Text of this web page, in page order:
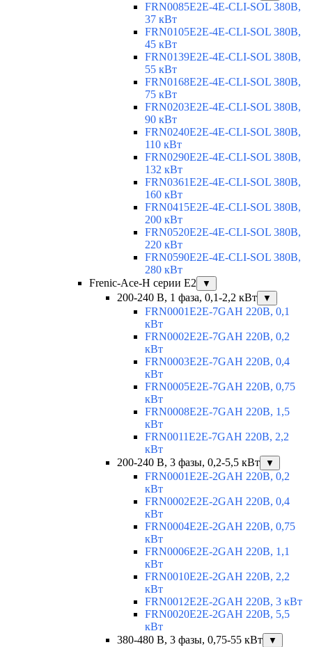
FRN0085E2E-4E-CLI-SOL 380В,
37 кВт
FRN0105E2E-4E-CLI-SOL 380В,
45 кВт
FRN0139E2E-4E-CLI-SOL 380В,
55 кВт
FRN0168E2E-4E-CLI-SOL 380В,
75 кВт
FRN0203E2E-4E-CLI-SOL 380В,
90 кВт
FRN0240E2E-4E-CLI-SOL 380В,
110 кВт
FRN0290E2E-4E-CLI-SOL 380В,
132 кВт
FRN0361E2E-4E-CLI-SOL 380В,
160 кВт
FRN0415E2E-4E-CLI-SOL 380В,
200 кВт
FRN0520E2E-4E-CLI-SOL 380В,
220 кВт
FRN0590E2E-4E-CLI-SOL 380В,
280 кВт
Frenic-Ace-H серии E2
▼
200-240 В, 1 фаза, 0,1-2,2 кВт ▼
FRN0001E2E-7GAH 220В, 0,1
кВт
FRN0002E2E-7GAH 220В, 0,2
кВт
FRN0003E2E-7GAH 220В, 0,4
кВт
FRN0005E2E-7GAH 220В, 0,75
кВт
FRN0008E2E-7GAH 220В, 1,5
кВт
FRN0011E2E-7GAH 220В, 2,2
кВт
200-240 В, 3 фазы, 0,2-5,5 кВт
▼
FRN0001E2E-2GAH 220В, 0,2
кВт
FRN0002E2E-2GAH 220В, 0,4
кВт
FRN0004E2E-2GAH 220В, 0,75
кВт
FRN0006E2E-2GAH 220В, 1,1
кВт
FRN0010E2E-2GAH 220В, 2,2
кВт
FRN0012E2E-2GAH 220В, 3 кВт
FRN0020E2E-2GAH 220В, 5,5
кВт
380-480 В, 3 фазы, 0,75-55 кВт
▼